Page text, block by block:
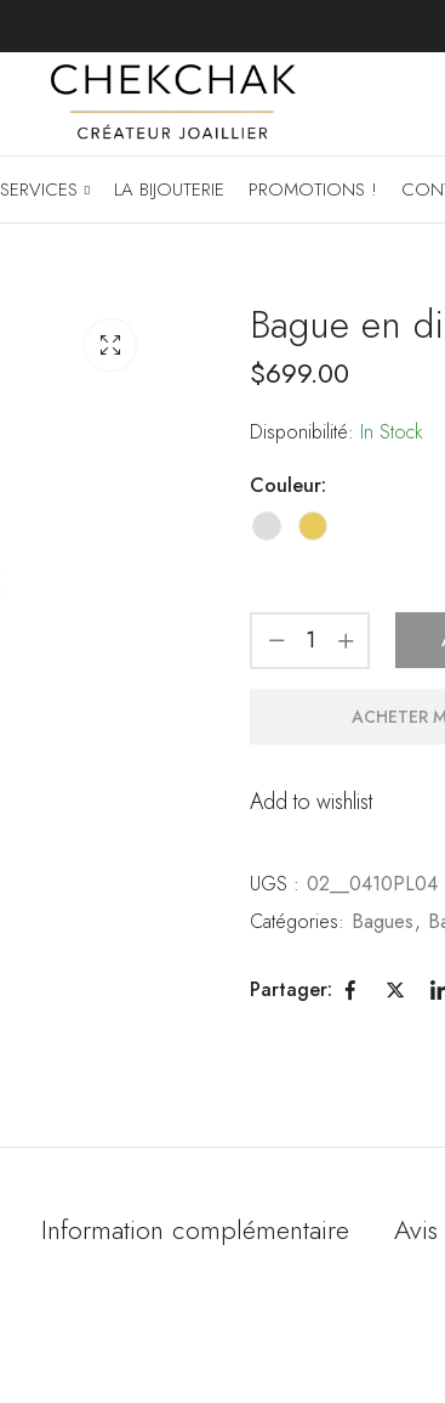
SERVICES LA BIJOUTERIE PROMOTIONS !
Bague en
$699.00
Disponibilité: In Stock
Couleur:
ACHETER
Add to wishlist
UGS : 02__0410PL04
Catégories: Bagues,
Partager:
Information complémentaire